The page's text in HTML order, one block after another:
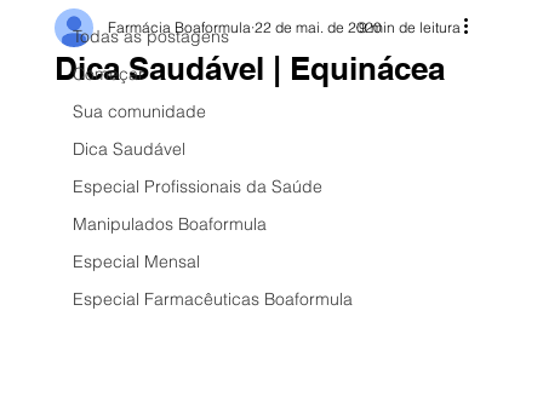
Todas as postagens
Começar
Sua comunidade
Dica Saudável
Especial Profissionais da Saúde
Manipulados Boaformula
Especial Mensal
Especial Farmacêuticas Boaformula
Dica Saudável | Equinácea
Farmácia Boaformula 22 de mai. de 20209 min de leitura